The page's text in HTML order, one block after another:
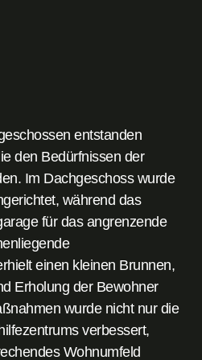
entstanden
den Bedürfnissen der
Im Dachgeschoss wurde
während das
für das angrenzende
einen kleinen Brunnen,
Erholung der Bewohner
wurde nicht nur die
verbessert,
Wohnumfeld